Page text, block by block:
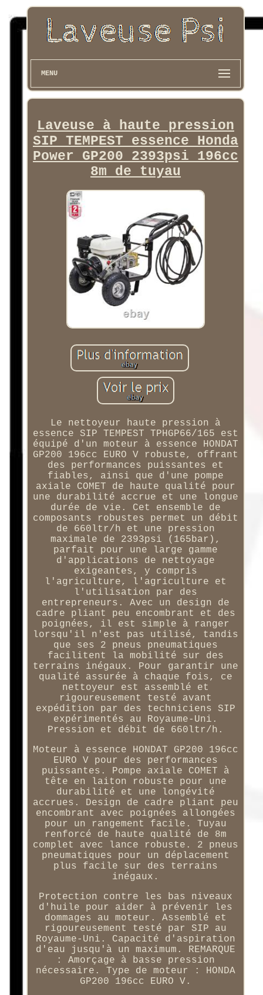
MENU
Laveuse à haute pression
SIP TEMPEST essence Honda
Power GP200 2393psi 196cc
8m de tuyau
Le nettoyeur haute pression à
essence SIP TEMPEST TPHGP66/165 est
équipé d'un moteur à essence HONDAT
GP200 196cc EURO V robuste, offrant
des performances puissantes et
fiables, ainsi que d'une pompe
axiale COMET de haute qualité pour
une durabilité accrue et une longue
durée de vie. Cet ensemble de
composants robustes permet un débit
de 660ltr/h et une pression
maximale de 2393psi (165bar),
parfait pour une large gamme
d'applications de nettoyage
exigeantes, y compris
l'agriculture, l'agriculture et
l'utilisation par des
entrepreneurs. Avec un design de
cadre pliant peu encombrant et des
poignées, il est simple à ranger
lorsqu'il n'est pas utilisé, tandis
que ses 2 pneus pneumatiques
facilitent la mobilité sur des
terrains inégaux. Pour garantir une
qualité assurée à chaque fois, ce
nettoyeur est assemblé et
rigoureusement testé avant
expédition par des techniciens SIP
expérimentés au Royaume-Uni.
Pression et débit de 660ltr/h.
Moteur à essence HONDAT GP200 196cc
EURO V pour des performances
puissantes. Pompe axiale COMET à
tête en laiton robuste pour une
durabilité et une longévité
accrues. Design de cadre pliant peu
encombrant avec poignées allongées
pour un rangement facile. Tuyau
renforcé de haute qualité de 8m
complet avec lance robuste. 2 pneus
pneumatiques pour un déplacement
plus facile sur des terrains
inégaux.
Protection contre les bas niveaux
d'huile pour aider à prévenir les
dommages au moteur. Assemblé et
rigoureusement testé par SIP au
Royaume-Uni. Capacité d'aspiration
d'eau jusqu'à un maximum. REMARQUE
: Amorçage à basse pression
nécessaire. Type de moteur : HONDA
GP200 196cc EURO V.